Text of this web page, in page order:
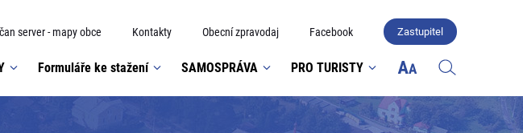
server - mapy obce Kontakty Obecní zpravodaj Facebook Zastupitel
Formuláře ke stažení SAMOSPRÁVA PRO TURISTY